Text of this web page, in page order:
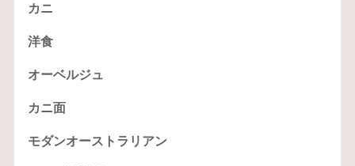
カニ
洋食
オーベルジュ
カニ面
モダンオーストラリアン